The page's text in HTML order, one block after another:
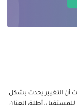
أن التغيير يحدث بشكل